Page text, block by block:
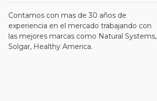
Contamos con mas de 30 años de
experiencia en el mercado trabajando con
las mejores marcas como Natural Systems,
Solgar, Healthy America.